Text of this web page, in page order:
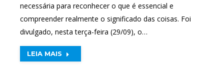
necessária para reconhecer o que é essencial e
compreender realmente o significado das coisas. Foi
divulgado, nesta terça-feira (29/09), o…
LEIA MAIS